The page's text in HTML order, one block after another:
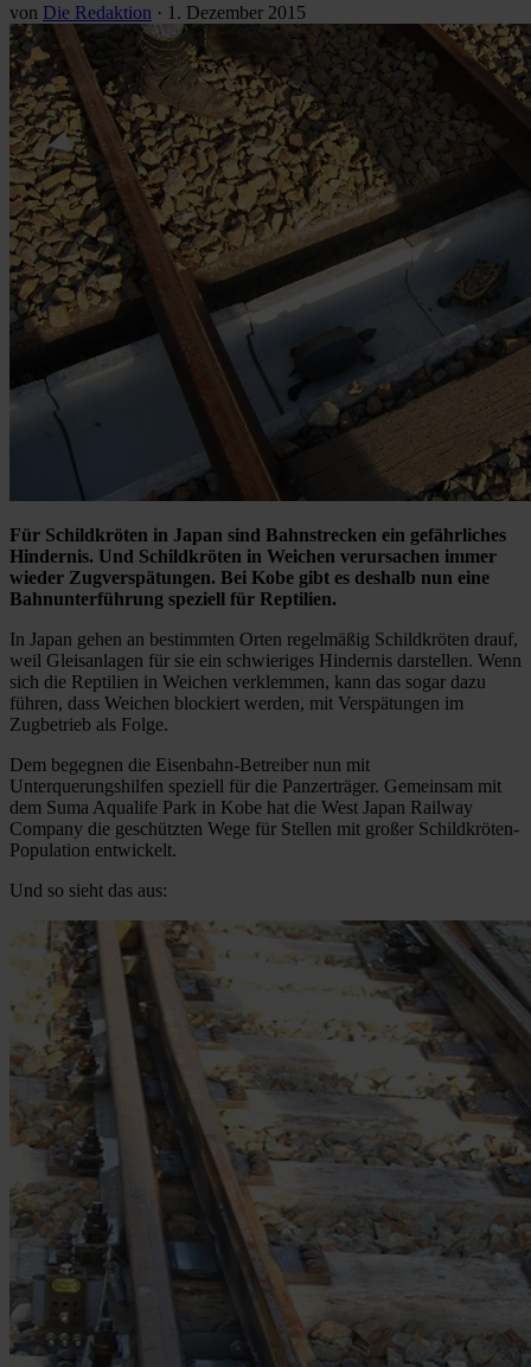
von Die Redaktion · 1. Dezember 2015
Für Schildkröten in Japan sind Bahnstrecken ein gefährliches
Hindernis. Und Schildkröten in Weichen verursachen immer
wieder Zugverspätungen. Bei Kobe gibt es deshalb nun eine
Bahnunterführung speziell für Reptilien.
In Japan gehen an bestimmten Orten regelmäßig Schildkröten drauf,
weil Gleisanlagen für sie ein schwieriges Hindernis darstellen. Wenn
sich die Reptilien in Weichen verklemmen, kann das sogar dazu
führen, dass Weichen blockiert werden, mit Verspätungen im
Zugbetrieb als Folge.
Dem begegnen die Eisenbahn-Betreiber nun mit
Unterquerungshilfen speziell für die Panzerträger. Gemeinsam mit
dem Suma Aqualife Park in Kobe hat die West Japan Railway
Company die geschützten Wege für Stellen mit großer Schildkröten-
Population entwickelt.
Und so sieht das aus: